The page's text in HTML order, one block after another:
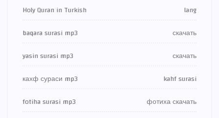
Holy Quran in Turkish
lang
baqara surasi mp3
скачать
yasin surasi mp3
скачать
кахф сураси mp3
kahf surasi
fotiha surasi mp3
фотиха скачать